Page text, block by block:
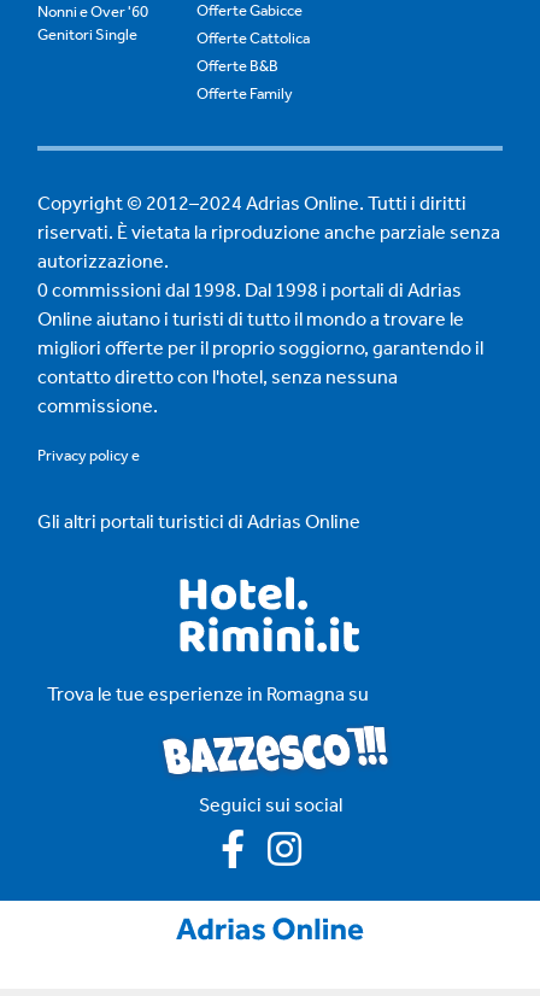
Nonni e Over '60
Genitori Single
Offerte Gabicce
Offerte Cattolica
Offerte B&B
Offerte Family
Copyright © 2012–2024 Adrias Online. Tutti i diritti
riservati. È vietata la riproduzione anche parziale senza
autorizzazione.
0 commissioni dal 1998. Dal 1998 i portali di Adrias
Online aiutano i turisti di tutto il mondo a trovare le
migliori offerte per il proprio soggiorno, garantendo il
contatto diretto con l'hotel, senza nessuna
commissione.
Privacy policye
Gli altri portali turistici di Adrias Online
Trova le tue esperienze in Romagna su
Seguici sui social